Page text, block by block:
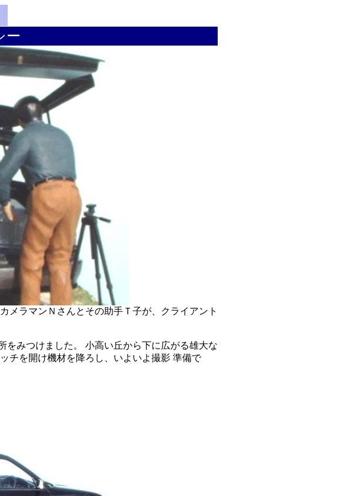
ー
メラマンＮさんとその助手Ｔ子が、クライアント
をみつけました。 小高い丘から下に広がる雄大な
チを開け機材を降ろし、いよいよ撮影 準備で